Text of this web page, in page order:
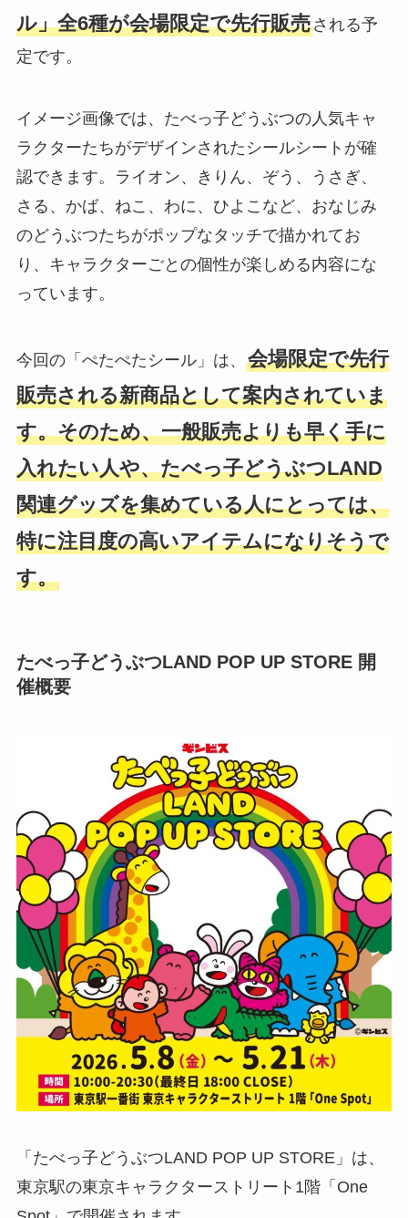
ル」全6種が会場限定で先行販売される予
定です。
イメージ画像では、たべっ子どうぶつの人気キャ
ラクターたちがデザインされたシールシートが確
認できます。ライオン、きりん、ぞう、うさぎ、
さる、かば、ねこ、わに、ひよこなど、おなじみ
のどうぶつたちがポップなタッチで描かれてお
り、キャラクターごとの個性が楽しめる内容にな
っています。
今回の「ぺたぺたシール」は、 会場限定で先行
販売される新商品として案内されていま
す。そのため、一般販売よりも早く手に
入れたい人や、たべっ子どうぶつLAND
関連グッズを集めている人にとっては、
特に注目度の高いアイテムになりそうで
す。
たべっ子どうぶつLAND POP UP STORE 開
催概要
「たべっ子どうぶつLAND POP UP STORE」は、
東京駅の東京キャラクターストリート1階「One